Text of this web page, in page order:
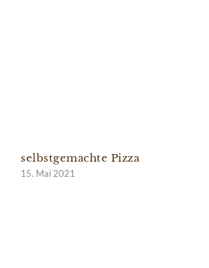
selbstgemachte Pizza
15. Mai 2021